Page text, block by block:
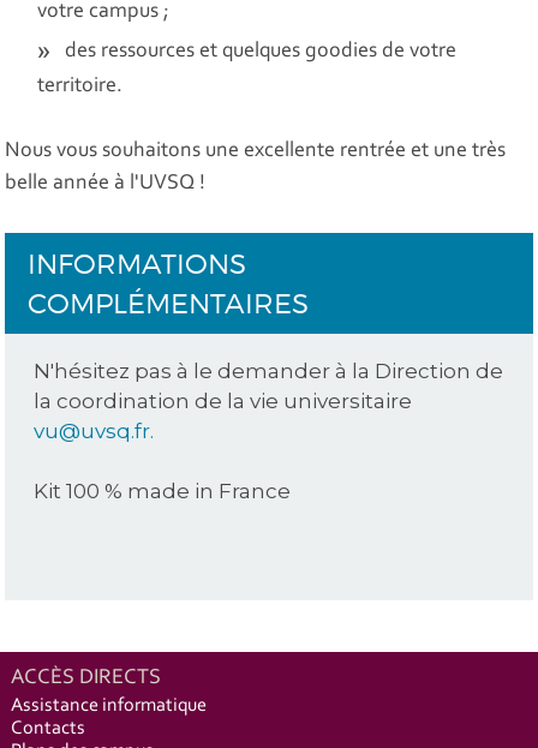
votre campus ;
des ressources et quelques goodies de votre
territoire.
Nous vous souhaitons une excellente rentrée et une très
belle année à l'UVSQ !
INFORMATIONS
COMPLÉMENTAIRES
N'hésitez pas à le demander à la Direction de
la coordination de la vie universitaire
vu@uvsq.fr.
Kit 100 % made in France
ACCÈS DIRECTS
Assistance informatique
Contacts